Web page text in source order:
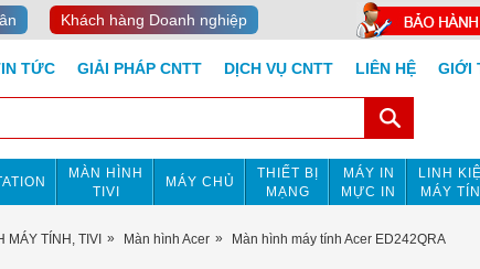
Khách hàng Doanh nghiệp
TỨC GIẢI PHÁP CNTT DỊCH VỤ CNTT LIÊN HỆ GIỚI
MÀN HÌNH
TIVI
MÁY CHỦ
THIẾT BỊ
MẠNG
MÁY IN
MỰC IN
LINH
MÁY
MÁY TÍNH, TIVI Màn hình Acer Màn hình máy tính Acer ED242QRA